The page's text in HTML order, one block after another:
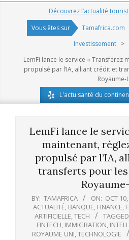
Navigation
Découvrez l’actualité
Vous êtes sur
Tamafrica.com
Investissement >
LemFi lance le service « Transférez
propulsé par l’IA, alliant crédit et
Royaume-
L'actu santé du
LemFi lance le
maintenant,
propulsé par l’IA,
transferts pour
BY: TAMAFRICA ON: OCT
ACTUALITÉ, BANQUE, FINANCE,
ARTIFICIELLE,TECH
FINTECH, IMMIGRATION,
ROYAUME UNI,TECHNOLOGIE